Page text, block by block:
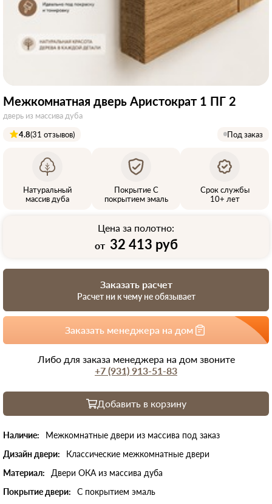
Межкомнатная дверь Аристократ 1 ПГ 2
дверь из массива дуба
4.8(31 отзывов) Под заказ
Натуральный
массив дуба
Покрытие С
покрытием эмаль
Срок службы
10+ лет
Цена за полотно:
от 32 413 руб
Добавить в корзину
Наличие:
Межкомнатные двери из массива под заказ
Дизайн двери:
Классические межкомнатные двери
Материал:
Двери ОКА из массива дуба
Покрытие двери:
С покрытием эмаль
Заказать расчет
Расчет ни к чему не обязывает
Заказать менеджера на дом
Либо для заказа менеджера на дом звоните
+7 (931) 913-51-83